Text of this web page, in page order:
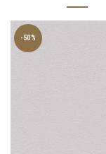
-50%